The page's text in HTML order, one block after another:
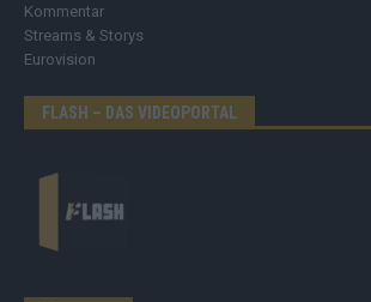
Kommentar
Streams & Storys
Eurovision
FLASH – DAS VIDEOPORTAL